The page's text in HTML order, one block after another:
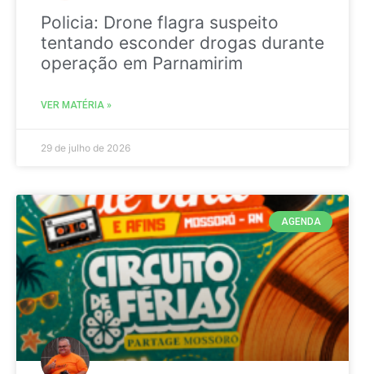
Policia: Drone flagra suspeito
tentando esconder drogas durante
operação em Parnamirim
VER MATÉRIA »
29 de julho de 2026
AGENDA